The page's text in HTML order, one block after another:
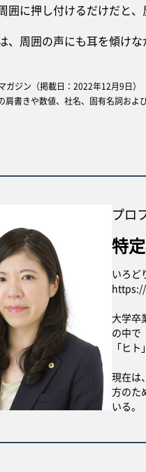
囲に押し付けるだけだと、
、周囲の声にも耳を傾けな
ジン（掲載日：2022年12月9日）
書きや数値、社名、固有名詞およ
プロ
特
いろど
大学卒
の中で
「ヒ
現在は
方のた
いる。